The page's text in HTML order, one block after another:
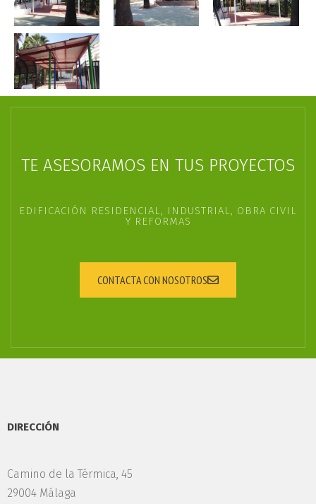
TE ASESORAMOS EN TUS PROYECTOS
EDIFICACIÓN RESIDENCIAL, INDUSTRIAL, OBRA CIVIL
Y REFORMAS
CONTACTA CON NOSOTROS
DIRECCIÓN
Camino de la Térmica, 45
29004 Málaga